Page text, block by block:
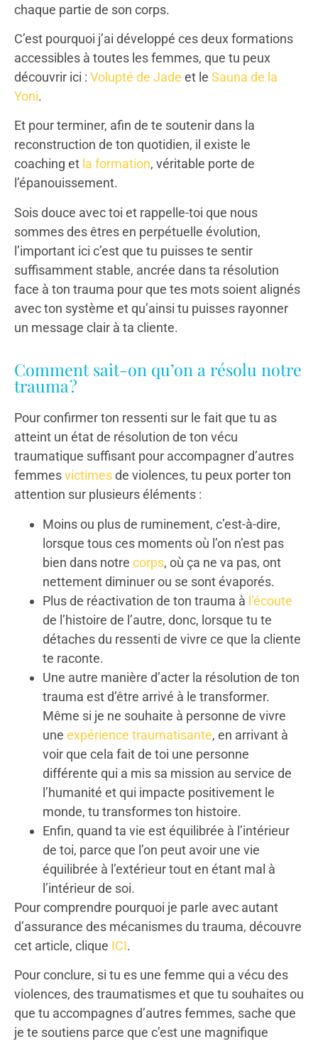
chaque partie de son corps.
C’est pourquoi j’ai développé ces deux formations
accessibles à toutes les femmes, que tu peux
découvrir ici : Volupté de Jade et le Sauna de la
Yoni.
Et pour terminer, afin de te soutenir dans la
reconstruction de ton quotidien, il existe le
coaching et la formation, véritable porte de
l’épanouissement.
Sois douce avec toi et rappelle-toi que nous
sommes des êtres en perpétuelle évolution,
l’important ici c’est que tu puisses te sentir
suffisamment stable, ancrée dans ta résolution
face à ton trauma pour que tes mots soient alignés
avec ton système et qu’ainsi tu puisses rayonner
un message clair à ta cliente.
Comment sait-on qu’on a résolu notre
trauma ?
Pour confirmer ton ressenti sur le fait que tu as
atteint un état de résolution de ton vécu
traumatique suffisant pour accompagner d’autres
femmesvictimesde violences, tu peux porter ton
attention sur plusieurs éléments :
Moins ou plus de ruminement, c’est-à-dire,
lorsque tous ces moments où l’on n’est pas
bien dans notre corps, où ça ne va pas, ont
nettement diminuer ou se sont évaporés.
Plus de réactivation de ton trauma à l’écoute
de l’histoire de l’autre, donc, lorsque tu te
détaches du ressenti de vivre ce que la cliente
te raconte.
Une autre manière d’acter la résolution de ton
trauma est d’être arrivé à le transformer.
Même si je ne souhaite à personne de vivre
une expérience traumatisante, en arrivant à
voir que cela fait de toi une personne
différente qui a mis sa mission au service de
l’humanité et qui impacte positivement le
monde, tu transformes ton histoire.
Enfin, quand ta vie est équilibrée à l’intérieur
de toi, parce que l’on peut avoir une vie
équilibrée à l’extérieur tout en étant mal à
l’intérieur de soi.
Pour comprendre pourquoi je parle avec autant
d’assurance des mécanismes du trauma, découvre
cet article, clique ICI.
Pour conclure, si tu es une femme qui a vécu des
violences, des traumatismes et que tu souhaites ou
que tu accompagnes d’autres femmes, sache que
je te soutiens parce que c’est une magnifique